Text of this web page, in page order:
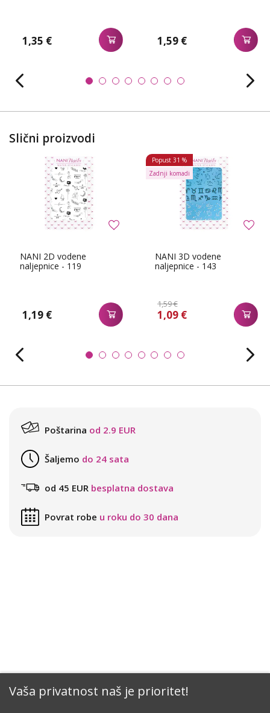
Vaša privatnost naš je prioritet!
1,35 € 1,59 €
Slični proizvodi
NANI 2D vodene
naljepnice - 119
1,19 €
NANI 3D vodene
naljepnice - 143
1,59 €
1,09 €
Popust 31 %
Zadnji komadi
Poštarina od 2.9 EUR
Šaljemo do 24 sata
od 45 EUR besplatna dostava
Povrat robe u roku do 30 dana